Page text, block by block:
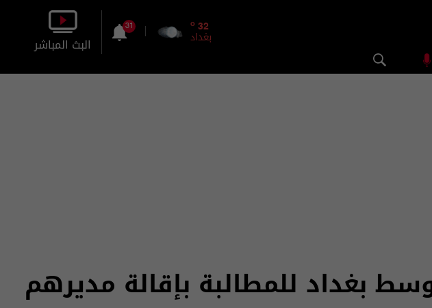
32
o
بغداد
31
البث المباشر
بغداد للمطالبة بإقالة مديرهم